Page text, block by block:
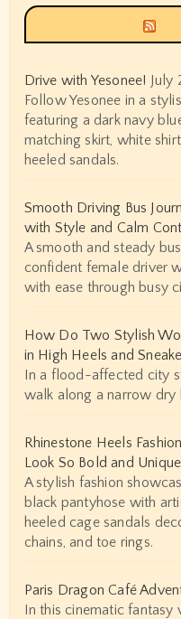
Drive with Yesonee! July
Follow Yesonee in a
featuring a dark navy
matching skirt, white
heeled sandals.
Smooth Driving Bus
with Style and Calm
A smooth and steady
confident female driver
with ease through busy
How Do Two Stylish
in High Heels and
In a flood-affected city
walk along a narrow dry
Rhinestone Heels
Look So Bold and
A stylish fashion
black pantyhose with
heeled cage sandals
chains, and toe rings.
Paris Dragon Café
In this cinematic fantasy